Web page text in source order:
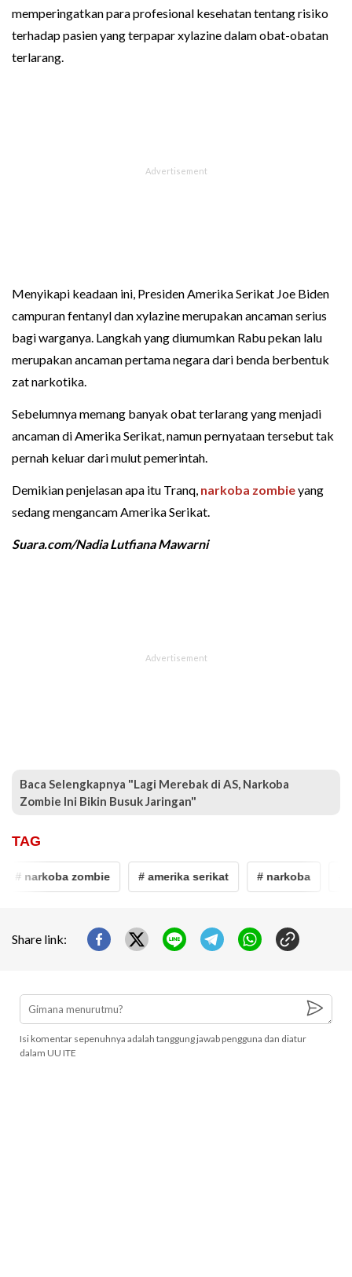
memperingatkan para profesional kesehatan tentang risiko
terhadap pasien yang terpapar xylazine dalam obat-obatan
terlarang.
Menyikapi keadaan ini, Presiden Amerika Serikat Joe Biden
campuran fentanyl dan xylazine merupakan ancaman serius
bagi warganya. Langkah yang diumumkan Rabu pekan lalu
merupakan ancaman pertama negara dari benda berbentuk
zat narkotika.
Sebelumnya memang banyak obat terlarang yang menjadi
ancaman di Amerika Serikat, namun pernyataan tersebut tak
pernah keluar dari mulut pemerintah.
Demikian penjelasan apa itu Tranq, narkoba zombieyang
sedang mengancam Amerika Serikat.
Suara.com/Nadia Lutfiana Mawarni
Baca Selengkapnya "Lagi Merebak di AS, Narkoba
Zombie Ini Bikin Busuk Jaringan"
TAG
# narkoba zombie # amerika serikat # narkoba
Share link:
Isi komentar sepenuhnya adalah tanggung jawab pengguna dan diatur
dalam UU ITE